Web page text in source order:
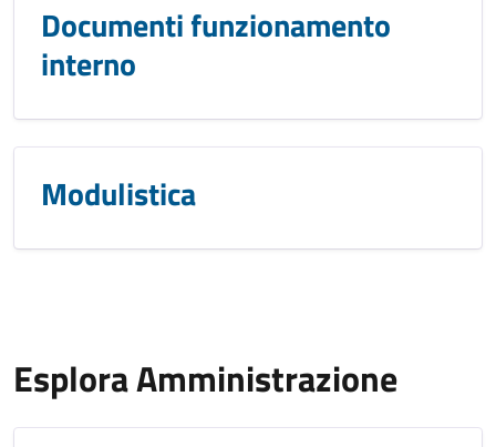
Documenti funzionamento
interno
Modulistica
Esplora Amministrazione